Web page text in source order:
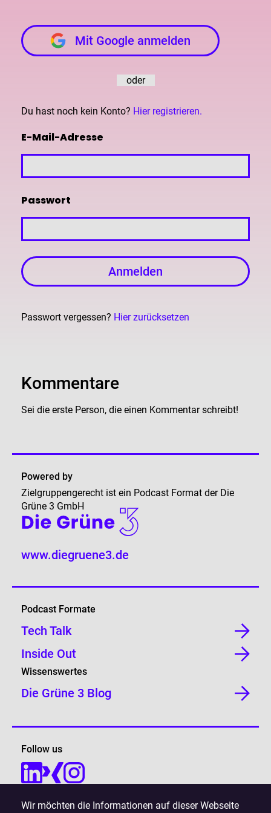
Mit Google anmelden
oder
Du hast noch kein Konto? Hier registrieren.
E-Mail-Adresse
Passwort
Anmelden
Passwort vergessen? Hier zurücksetzen
Kommentare
Sei die erste Person, die einen Kommentar schreibt!
Powered by
Zielgruppengerecht ist ein Podcast Format der Die
Grüne 3 GmbH
www.diegruene3.de
Podcast Formate
Tech Talk
Inside Out
Wissenswertes
Die Grüne 3 Blog
Follow us
Wir möchten die Informationen auf dieser Webseite